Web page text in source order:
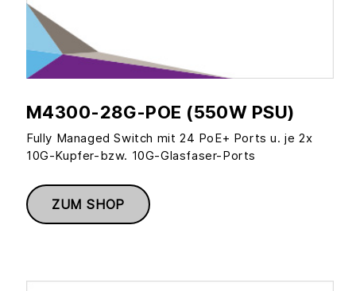
M4300-28G-POE (550W PSU)
Fully Managed Switch mit 24 PoE+ Ports u. je 2x
10G-Kupfer-bzw. 10G-Glasfaser-Ports
ZUM SHOP